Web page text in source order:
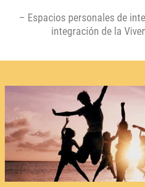
– Espacios personales de
integración de la